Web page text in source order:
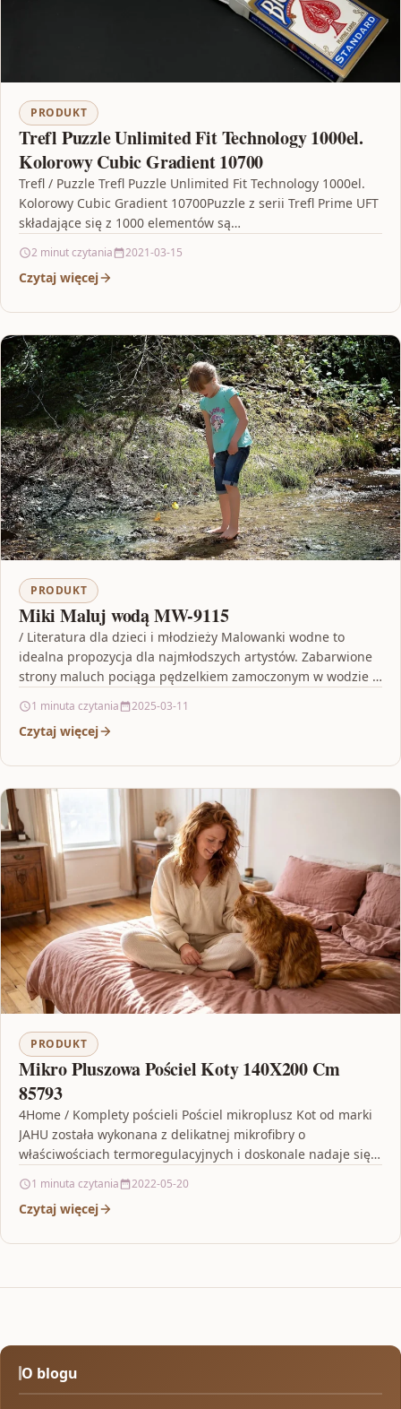
PRODUKT
Trefl Puzzle Unlimited Fit Technology 1000el.
Kolorowy Cubic Gradient 10700
Trefl / Puzzle Trefl Puzzle Unlimited Fit Technology 1000el.
Kolorowy Cubic Gradient 10700Puzzle z serii Trefl Prime UFT
składające się z 1000 elementów są…
2 minut czytania 2021-03-15
Czytaj więcej
PRODUKT
Miki Maluj wodą MW-9115
/ Literatura dla dzieci i młodzieży Malowanki wodne to
idealna propozycja dla najmłodszych artystów. Zabarwione
strony maluch pociąga pędzelkiem zamoczonym w wodzie i
1 minuta czytania 2025-03-11
Czytaj więcej
PRODUKT
Mikro Pluszowa Pościel Koty 140X200 Cm
85793
4Home / Komplety pościeli Pościel mikroplusz Kot od marki
JAHU została wykonana z delikatnej mikrofibry o
właściwościach termoregulacyjnych i doskonale nadaje się
1 minuta czytania 2022-05-20
Czytaj więcej
O blogu